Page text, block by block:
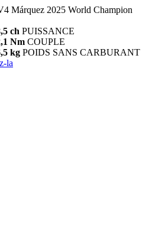
Márquez 2025 World Champion
ch PUISSANCE
Nm COUPLE
kg POIDS SANS CARBURANT
la